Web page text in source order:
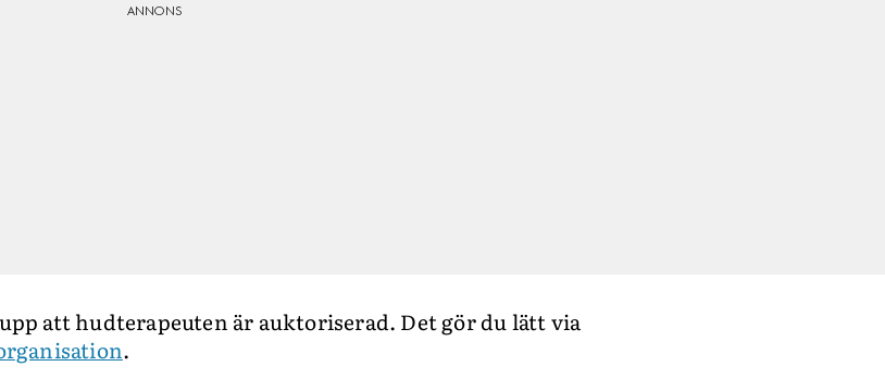
att hudterapeuten är auktoriserad. Det gör du lätt via
.